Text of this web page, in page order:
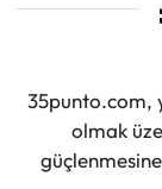
35punto.com,
olmak